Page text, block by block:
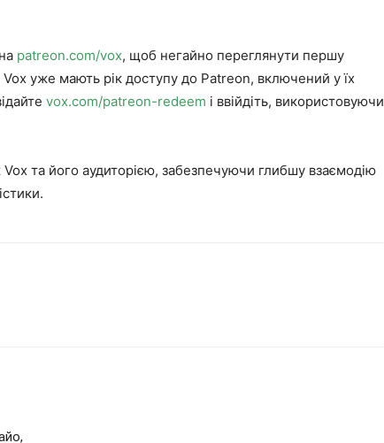
patreon.com/vox, щоб негайно переглянути першу
Vox уже мають рік доступу до Patreon, включений у їх
vox.com/patreon-redeem і ввійдіть, використовуючи
та його аудиторією, забезпечуючи глибшу взаємодію